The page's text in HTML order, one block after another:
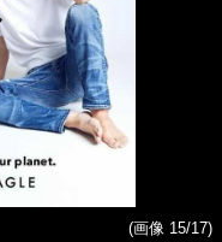
(画像 15/17)